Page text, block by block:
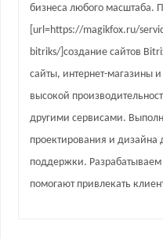
бизнеса любого масштаба.
[url=https://magikfox.ru/
bitriks/]создание сайтов
сайты, интернет-магазины
высокой
другими сервисами.
проектирования и дизайна
поддержки.
помогают привлекать